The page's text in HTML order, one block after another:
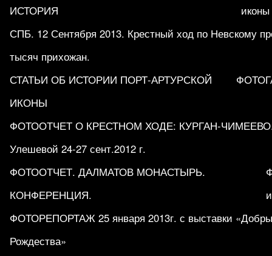
ИСТОРИЯ
иконы
СПБ. 12 Сентября 2013. Крестный ход по Невскому
тысяч прихожан.
СТАТЬИ ОБ ИСТОРИИ ПОРТ-АРТУРСКОЙ
ИКОНЫ
ФОТООТЧЕТ О КРЕСТНОМ ХОДЕ: КУРГАН-
Улешевой 24-27 сент.2012 г.
ФОТООТЧЕТ. ДАЛМАТОВ МОНАСТЫРЬ.
КОНФЕРЕНЦИЯ.
ФОТОРЕПОРТАЖ 25 января 2013г. с выставки
Рождества»